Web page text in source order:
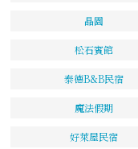
晶園
松石賓館
泰德B&B民宿
魔法假期
好萊屋民宿